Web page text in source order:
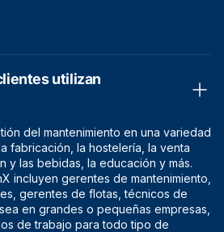
utilizan
del mantenimiento en una variedad
fabricación, la hostelería, la venta
y las bebidas, la educación y más.
incluyen gerentes de mantenimiento,
gerentes de flotas, técnicos de
en grandes o pequeñas empresas,
de trabajo para todo tipo de